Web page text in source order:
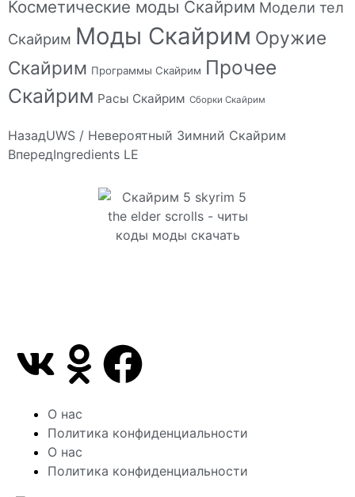
Косметические моды Скайрим Модели тел
Скайрим Моды Скайрим Оружие
Скайрим Программы Скайрим Прочее
Скайрим Расы Скайрим Сборки Скайрим
НазадUWS / Невероятный Зимний Скайрим
ВпередIngredients LE
О нас
Политика конфиденциальности
О нас
Политика конфиденциальности